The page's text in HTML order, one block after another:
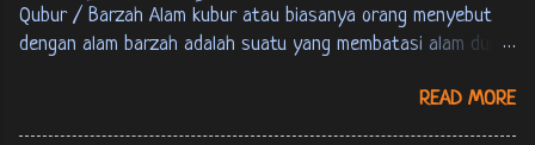
Qubur / Barzah Alam kubur atau biasanya orang menyebut
dengan alam barzah adalah suatu yang membatasi alam dunia
berada pada alam kubur atau alam barzah, yaitu masa
setelah manusia mati sampai hari kiamat atau tempat
READ MORE